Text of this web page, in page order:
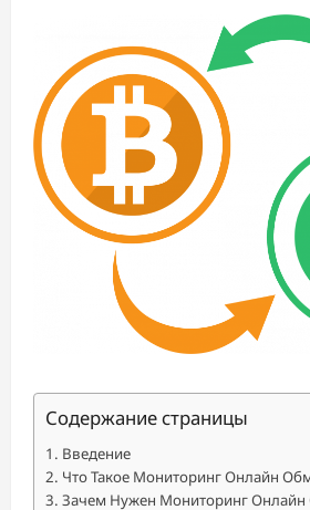
Содержание страницы
Введение
Что Такое Мониторинг Онлайн
Зачем Нужен Мониторинг Онлайн